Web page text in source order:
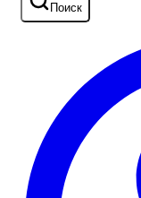
Поиск